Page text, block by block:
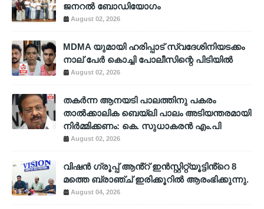
ജനറൽ ബോഡിയോഗം
August 02, 2026
MDMA യുമായി ഹരിപ്പാട് സ്വദേശിനിയടക്കം
നാല് പേർ കൊച്ചി പോലീസിന്റെ പിടിയിൽ
August 02, 2026
തകർന്ന ആനയടി പാലത്തിനു പകരം
താൽക്കാലിക ബെയ്‌ലി പാലം അടിയന്തരമായി
നിർമ്മിക്കണം: കെ. സുധാകരൻ എം.പി
August 02, 2026
വിഷൻ ഗ്രൂപ്പ് ആൻ്റ് ഇൻസ്റ്റിറ്റ്യൂട്ടിൻ്റെ 8
മത്തെ ബ്രാഞ്ച് ഇരിക്കൂറിൽ ആരംഭിക്കുന്നു.
August 04, 2026